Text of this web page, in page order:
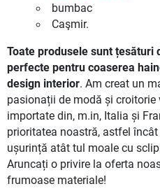
bumbac
Caşmir.
Toate produsele sunt țesături
perfecte pentru coaserea
design interior. Am creat un
pasionații de modă și
importate din, m.in, Italia și
prioritatea noastră, astfel
ușurință atât tul moale cu
Aruncați o privire la oferta
frumoase materiale!